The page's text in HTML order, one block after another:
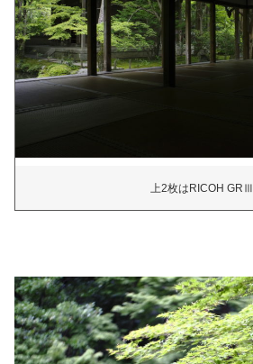
上2枚はRICOH GRⅢ